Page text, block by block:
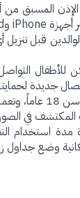
المسبق من
قبل
أمان التواصل: تفعل
في
مدة استخدام
وضع جداول